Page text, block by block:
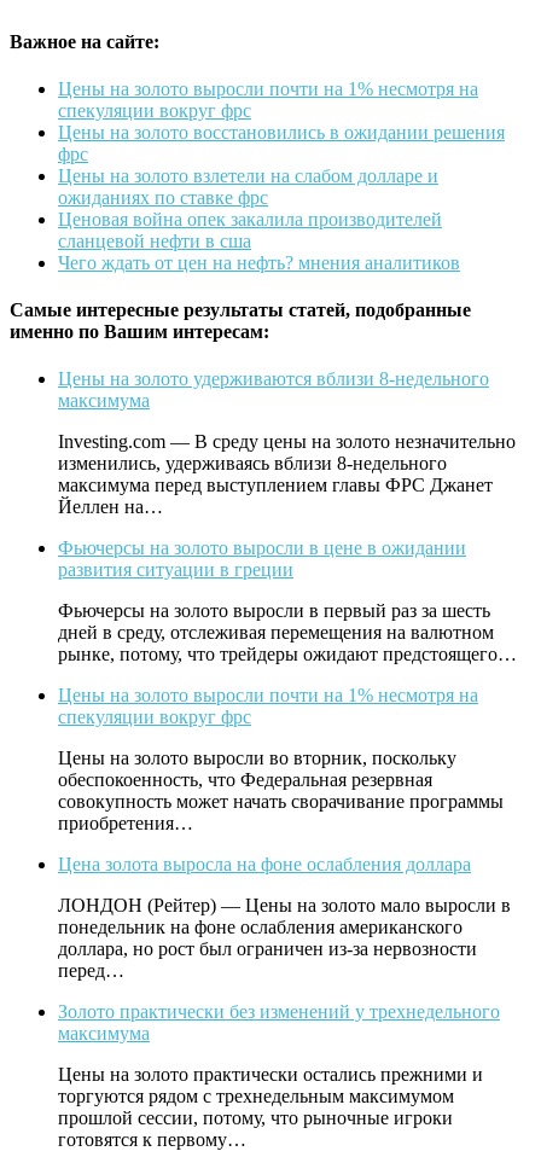
Важное на сайте:
Цены на золото выросли почти на 1% несмотря на
спекуляции вокруг фрс
Цены на золото восстановились в ожидании решения
фрс
Цены на золото взлетели на слабом долларе и
ожиданиях по ставке фрс
Ценовая война опек закалила производителей
сланцевой нефти в сша
Чего ждать от цен на нефть? мнения аналитиков
Самые интересные результаты статей, подобранные
именно по Вашим интересам:
Цены на золото удерживаются вблизи 8-недельного
максимума
Investing.com — В среду цены на золото незначительно
изменились, удерживаясь вблизи 8-недельного
максимума перед выступлением главы ФРС Джанет
Йеллен на…
Фьючерсы на золото выросли в цене в ожидании
развития ситуации в греции
Фьючерсы на золото выросли в первый раз за шесть
дней в среду, отслеживая перемещения на валютном
рынке, потому, что трейдеры ожидают предстоящего…
Цены на золото выросли почти на 1% несмотря на
спекуляции вокруг фрс
Цены на золото выросли во вторник, поскольку
обеспокоенность, что Федеральная резервная
совокупность может начать сворачивание программы
приобретения…
Цена золота выросла на фоне ослабления доллара
ЛОНДОН (Рейтер) — Цены на золото мало выросли в
понедельник на фоне ослабления американского
доллара, но рост был ограничен из-за нервозности
перед…
Золото практически без изменений у трехнедельного
максимума
Цены на золото практически остались прежними и
торгуются рядом с трехнедельным максимумом
прошлой сессии, потому, что рыночные игроки
готовятся к первому…